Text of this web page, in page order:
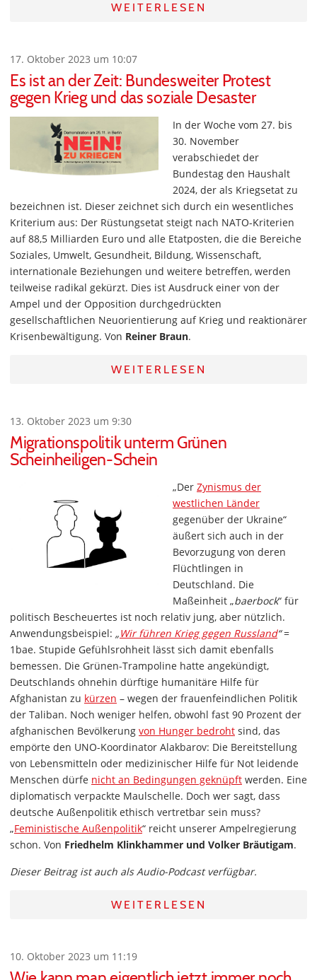
WEITERLESEN
17. Oktober 2023 um 10:07
Es ist an der Zeit: Bundesweiter Protest
gegen Krieg und das soziale Desaster
In der Woche vom 27. bis
30. November
verabschiedet der
Bundestag den Haushalt
2024, der als Kriegsetat zu
bezeichnen ist. Dieser zeichnet sich durch ein wesentliches
Kriterium aus: Der Rüstungsetat steigt nach NATO-Kriterien
auf 88,5 Milliarden Euro und alle Etatposten, die die Bereiche
Soziales, Umwelt, Gesundheit, Bildung, Wissenschaft,
internationale Beziehungen und weitere betreffen, werden
teilweise radikal gekürzt. Dies ist Ausdruck einer von der
Ampel und der Opposition durchgedrückten
gesellschaftlichen Neuorientierung auf Krieg und reaktionärer
Krisenbewältigung. Von Reiner Braun.
WEITERLESEN
13. Oktober 2023 um 9:30
Migrationspolitik unterm Grünen
Scheinheiligen-Schein
„Der Zynismus der
westlichen Länder
gegenüber der Ukraine“
äußert sich auch in der
Bevorzugung von deren
Flüchtlingen in
Deutschland. Die
Maßeinheit „baerbock“ für
politisch Bescheuertes ist noch relativ jung, aber nützlich.
Anwendungsbeispiel: „Wir führen Krieg gegen Russland“=
1bae. Stupide Gefühlsrohheit lässt sich damit ebenfalls
bemessen. Die Grünen-Trampoline hatte angekündigt,
Deutschlands ohnehin dürftige humanitäre Hilfe für
Afghanistan zu kürzen – wegen der frauenfeindlichen Politik
der Taliban. Noch weniger helfen, obwohl fast 90 Prozent der
afghanischen Bevölkerung von Hunger bedroht sind, das
empörte den UNO-Koordinator Alakbarov: Die Bereitstellung
von Lebensmitteln oder medizinischer Hilfe für Not leidende
Menschen dürfe nicht an Bedingungen geknüpft werden. Eine
diplomatisch verpackte Maulschelle. Doch wer sagt, dass
deutsche Außenpolitik ethisch vertretbar sein muss?
„Feministische Außenpolitik“ reicht unserer Ampelregierung
schon. Von Friedhelm Klinkhammer und Volker Bräutigam.
Dieser Beitrag ist auch als Audio-Podcast verfügbar.
WEITERLESEN
10. Oktober 2023 um 11:19